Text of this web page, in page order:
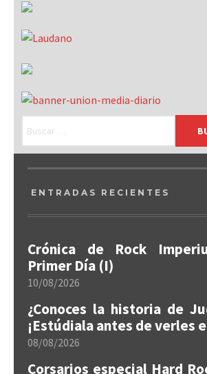
ENTRADAS RECIENTES
Crónica de Rock
Primer Día (I)
10/08/2026
¿Conoces la historia de
¡Estúdiala antes de verles
08/08/2026
Corsarios especial Hard